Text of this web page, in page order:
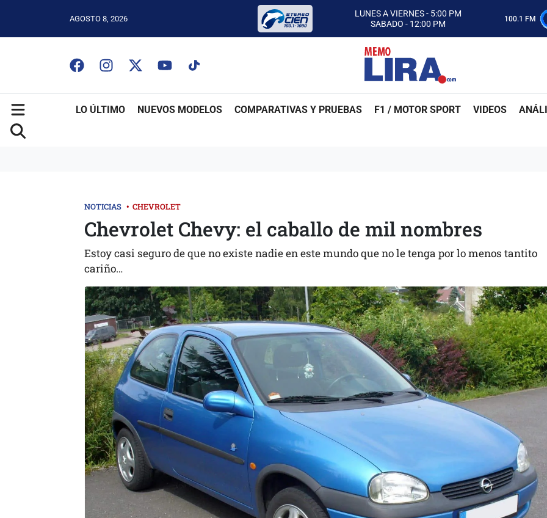
AGOSTO 8, 2026
LUNES A VIERNES - 5:00 PM
SABADO - 12:00 PM
ESCUCHA AUTOS AL CIEN
CON MEMO LIRA Y SU EQUIPO
LUNES A VIERNES - 5:00 PM
SABADO - 12:00 PM
100.1 FM
LO ÚLTIMO NUEVOS MODELOS COMPARATIVAS Y PRUEBAS F1 / MOTOR SPORT VIDEOS
NOTICIAS • CHEVROLET
Chevrolet Chevy: el caballo de mil nombres
Estoy casi seguro de que no existe nadie en este mundo que no le tenga por lo menos tantito
cariño…